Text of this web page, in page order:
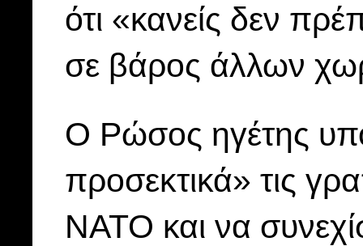
ότι «κανείς δεν
σε βάρος άλλων
Ο Ρώσος ηγέτης
προσεκτικά» τις
ΝΑΤΟ και να